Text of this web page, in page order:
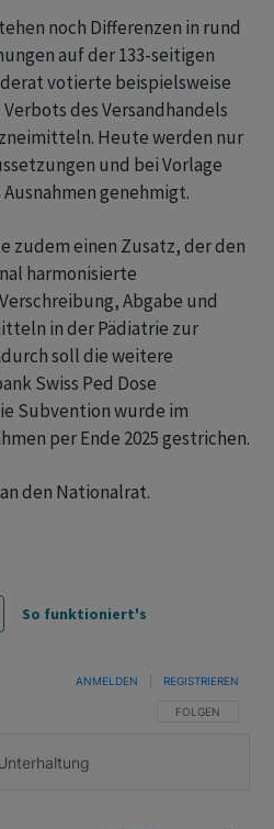
noch Differenzen in rund
auf der 133-seitigen
votierte beispielsweise
des Versandhandels
Heute werden nur
und bei Vorlage
genehmigt.
zudem einen Zusatz, der den
harmonisierte
Abgabe und
in der Pädiatrie zur
soll die weitere
Swiss Ped Dose
Subvention wurde im
per Ende 2025 gestrichen.
den Nationalrat.
So funktioniert's
FOLGE DIESER
FOLGEN
ANMELDEN REGISTRIEREN